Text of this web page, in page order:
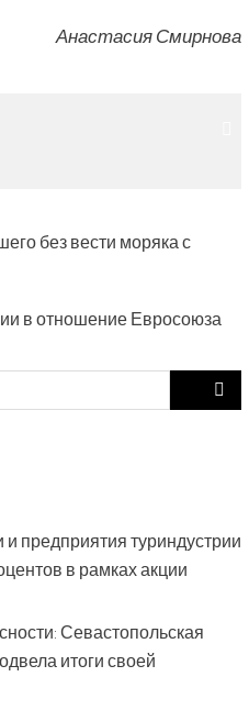
Анастасия Смирнова
без вести моряка с
в отношение Евросоюза
Search
предприятия туриндустрии
в рамках акции
Севастопольская
итоги своей